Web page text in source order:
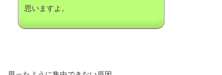
思いますよ。